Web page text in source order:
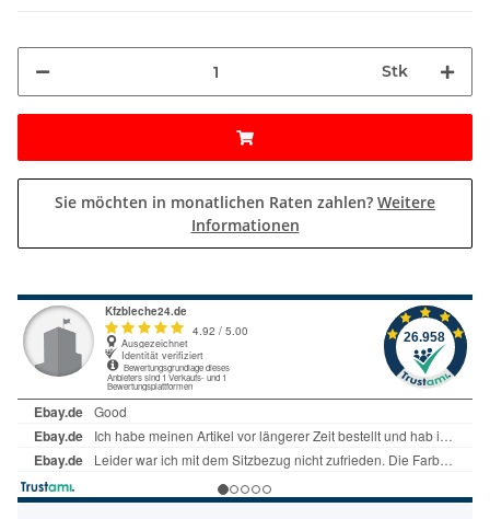
Stk
Sie möchten in monatlichen Raten zahlen? Weitere
Informationen